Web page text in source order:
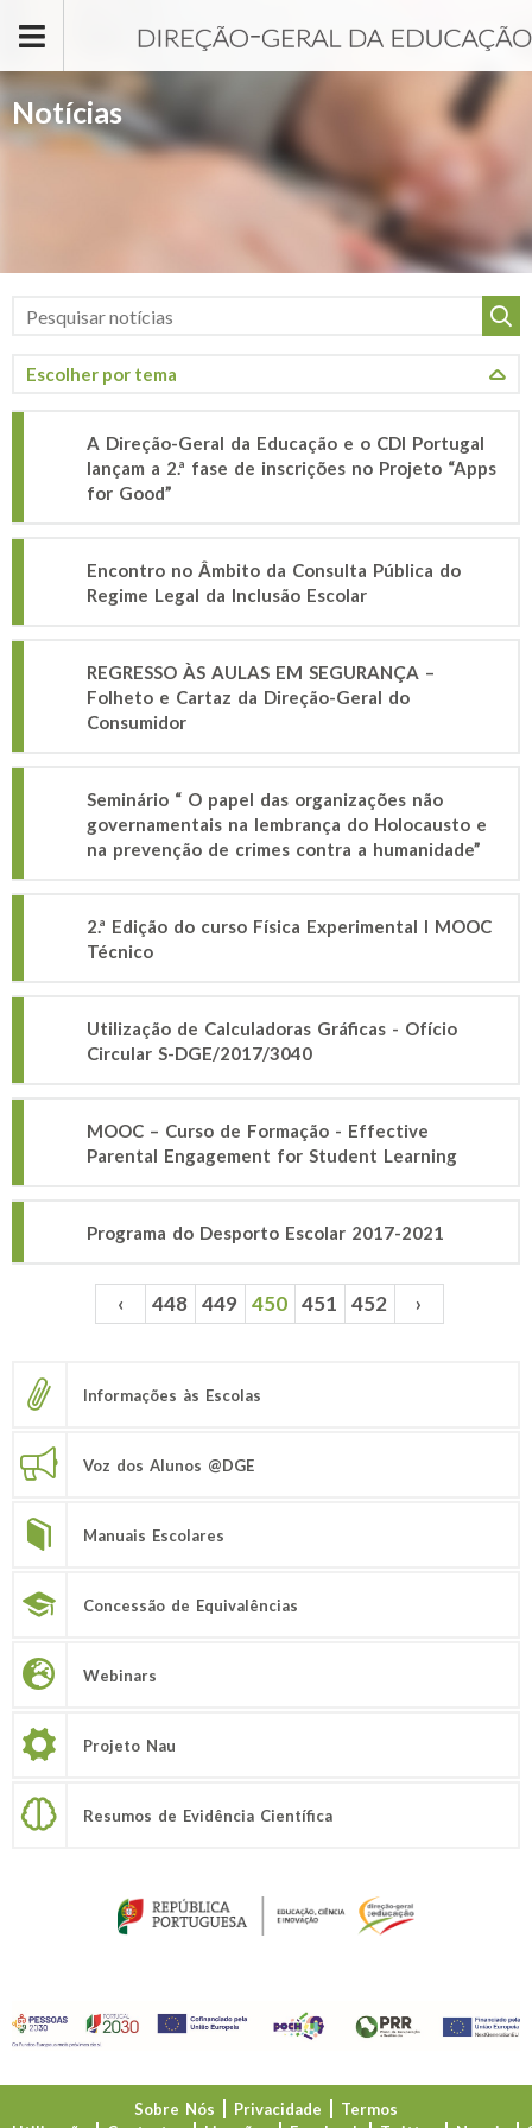
Notícias
A Direção-Geral da Educação e o CDI Portugal
lançam a 2.ª fase de inscrições no Projeto “Apps
for Good”
Encontro no Âmbito da Consulta Pública do
Regime Legal da Inclusão Escolar
REGRESSO ÀS AULAS EM SEGURANÇA –
Folheto e Cartaz da Direção-Geral do
Consumidor
Seminário “ O papel das organizações não
governamentais na lembrança do Holocausto e
na prevenção de crimes contra a humanidade”
2.ª Edição do curso Física Experimental l MOOC
Técnico
Utilização de Calculadoras Gráficas - Ofício
Circular S-DGE/2017/3040
MOOC – Curso de Formação - Effective
Parental Engagement for Student Learning
Programa do Desporto Escolar 2017-2021
Páginas ‹ 448 449 450 451 452 ›
Informações às Escolas
Voz dos Alunos @DGE
Manuais Escolares
Concessão de Equivalências
Webinars
Projeto Nau
Resumos de Evidência Científica
Sobre Nós Privacidade
Termos